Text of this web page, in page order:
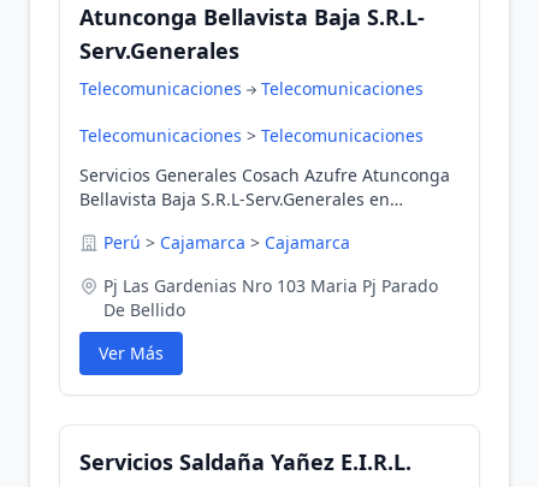
Atunconga Bellavista Baja S.R.L-
Serv.Generales
Telecomunicaciones Telecomunicaciones
Telecomunicaciones > Telecomunicaciones
Servicios Generales Cosach Azufre Atunconga
Bellavista Baja S.R.L-Serv.Generales en
Perú > Cajamarca > Cajamarca
Pj Las Gardenias Nro 103 Maria Pj Parado
De Bellido
Ver Más
Servicios Saldaña Yañez E.I.R.L.